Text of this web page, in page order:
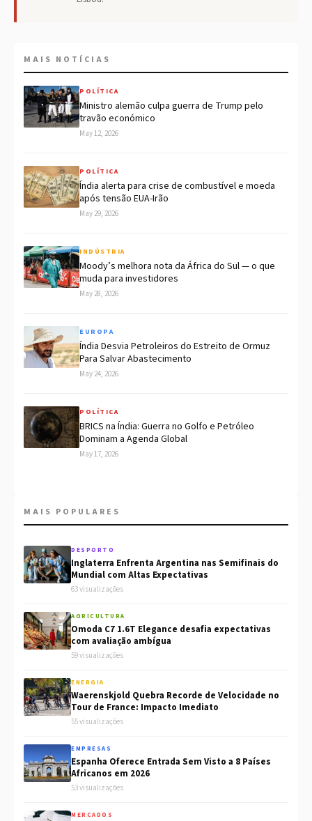
MAIS NOTÍCIAS
POLÍTICA
Ministro alemão culpa guerra de Trump pelo
travão económico
May 12, 2026
POLÍTICA
Índia alerta para crise de combustível e moeda
após tensão EUA-Irão
May 29, 2026
INDÚSTRIA
Moody’s melhora nota da África do Sul — o que
muda para investidores
May 28, 2026
EUROPA
Índia Desvia Petroleiros do Estreito de Ormuz
Para Salvar Abastecimento
May 24, 2026
POLÍTICA
BRICS na Índia: Guerra no Golfo e Petróleo
Dominam a Agenda Global
May 17, 2026
MAIS POPULARES
DESPORTO
Inglaterra Enfrenta Argentina nas Semifinais do
Mundial com Altas Expectativas
63 visualizações
AGRICULTURA
Omoda C7 1.6T Elegance desafia expectativas
com avaliação ambígua
59 visualizações
ENERGIA
Waerenskjold Quebra Recorde de Velocidade no
Tour de France: Impacto Imediato
55 visualizações
EMPRESAS
Espanha Oferece Entrada Sem Visto a 8 Países
Africanos em 2026
53 visualizações
MERCADOS